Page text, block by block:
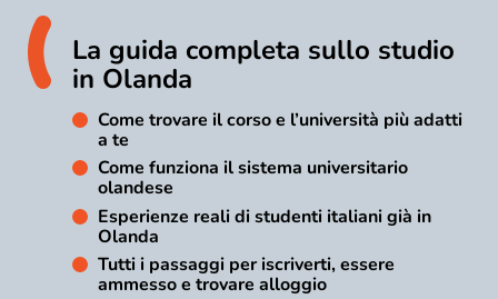
La guida completa sullo studio
in Olanda
Come trovare il corso e l’università più adatti
a te
Come funziona il sistema universitario
olandese
Esperienze reali di studenti italiani già in
Olanda
Tutti i passaggi per iscriverti, essere
ammesso e trovare alloggio